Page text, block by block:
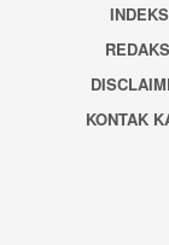
INDEKS
KONTAK